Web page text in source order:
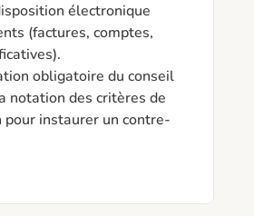
(factures, comptes,
notation des critères de
instaurer un contre-